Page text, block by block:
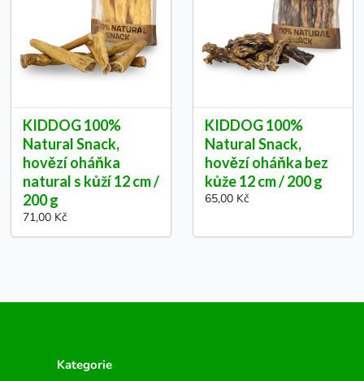
KIDDOG 100%
Natural Snack,
hovězí oháňka
natural s kůží 12 cm /
200 g
71,00 Kč
KIDDOG 100%
Natural Snack,
hovězí oháňka bez
kůže 12 cm / 200 g
65,00 Kč
Kategorie